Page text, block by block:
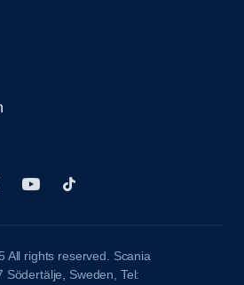
All rights reserved. Scania
Södertälje, Sweden, Tel: